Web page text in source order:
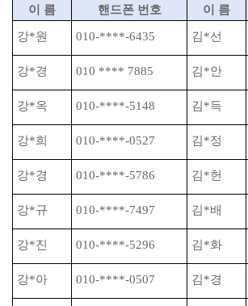
이 름 핸드폰 번호 이 름
강*원 010-****-6435 김*선
강*경 010 **** 7885 김*안
강*옥 010-****-5148 김*득
강*희 010-****-0527 김*정
강*경 010-****-5786 김*헌
강*규 010-****-7497 김*배
강*진 010-****-5296 김*화
강*아 010-****-0507 김*경